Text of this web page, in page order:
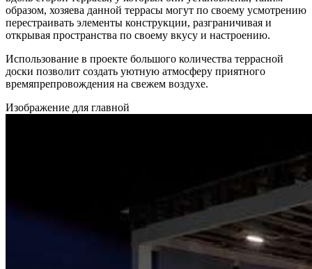
образом, хозяева данной террасы могут по своему усмотрению
перестраивать элементы конструкции, разграничивая и
открывая пространства по своему вкусу и настроению.
Использование в проекте большого количества террасной
доски позволит создать уютную атмосферу приятного
времяпрепровождения на свежем воздухе.
Изображение для главной